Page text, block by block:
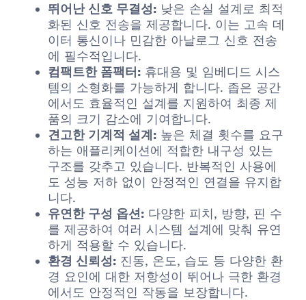
뛰어난 신호 무결성: 낮은 손실 설계로 최적
화된 신호 전송을 제공합니다. 이는 고속 데
이터 통신이나 민감한 아날로그 신호 전송
에 필수적입니다.
컴팩트한 폼팩터: 휴대용 및 임베디드 시스
템의 소형화를 가능하게 합니다. 좁은 공간
에서도 효율적인 설계를 지원하여 최종 제
품의 크기 감소에 기여합니다.
견고한 기계적 설계: 높은 체결 횟수를 요구
하는 애플리케이션에 적합한 내구성 있는
구조를 갖추고 있습니다. 반복적인 사용에
도 성능 저하 없이 안정적인 연결을 유지합
니다.
유연한 구성 옵션: 다양한 피치, 방향, 핀 수
를 제공하여 여러 시스템 설계에 맞춰 유연
하게 적용할 수 있습니다.
환경 신뢰성: 진동, 온도, 습도 등 다양한 환
경 요인에 대한 저항성이 뛰어나 극한 환경
에서도 안정적인 작동을 보장합니다.